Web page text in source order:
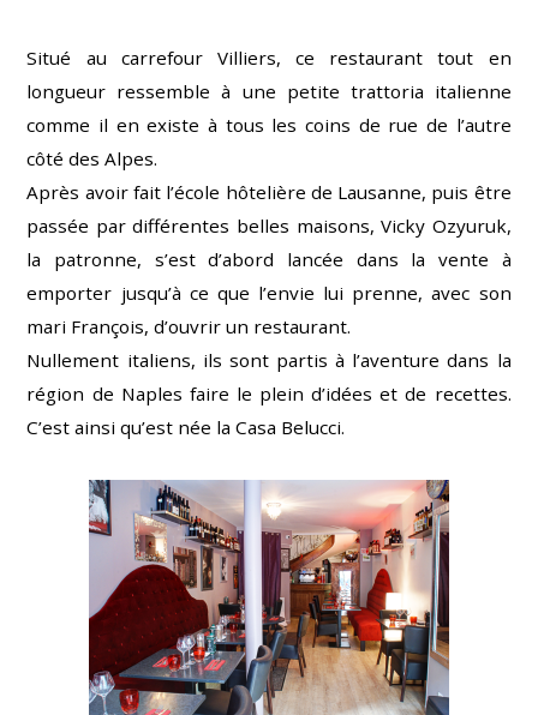
Situé au carrefour Villiers, ce restaurant tout en
longueur ressemble à une petite trattoria italienne
comme il en existe à tous les coins de rue de l’autre
côté des Alpes.
Après avoir fait l’école hôtelière de Lausanne, puis être
passée par différentes belles maisons, Vicky Ozyuruk,
la patronne, s’est d’abord lancée dans la vente à
emporter jusqu’à ce que l’envie lui prenne, avec son
mari François, d’ouvrir un restaurant.
Nullement italiens, ils sont partis à l’aventure dans la
région de Naples faire le plein d’idées et de recettes.
C’est ainsi qu’est née la Casa Belucci.